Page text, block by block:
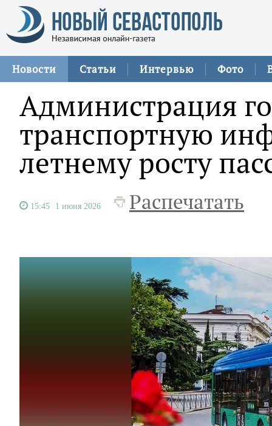
Новости Статьи Интервью Фото
Администрация
транспортную
летнему росту
15:45 1 июня 2026 Распечатать